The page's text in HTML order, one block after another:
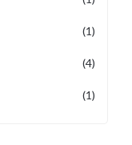
(1)
(4)
(1)